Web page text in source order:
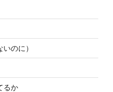
のに）
るか